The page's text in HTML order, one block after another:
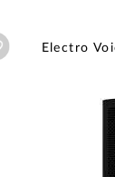
Añadir a wishlist
Electro